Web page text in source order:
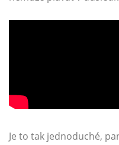
Je to tak jednoduché,